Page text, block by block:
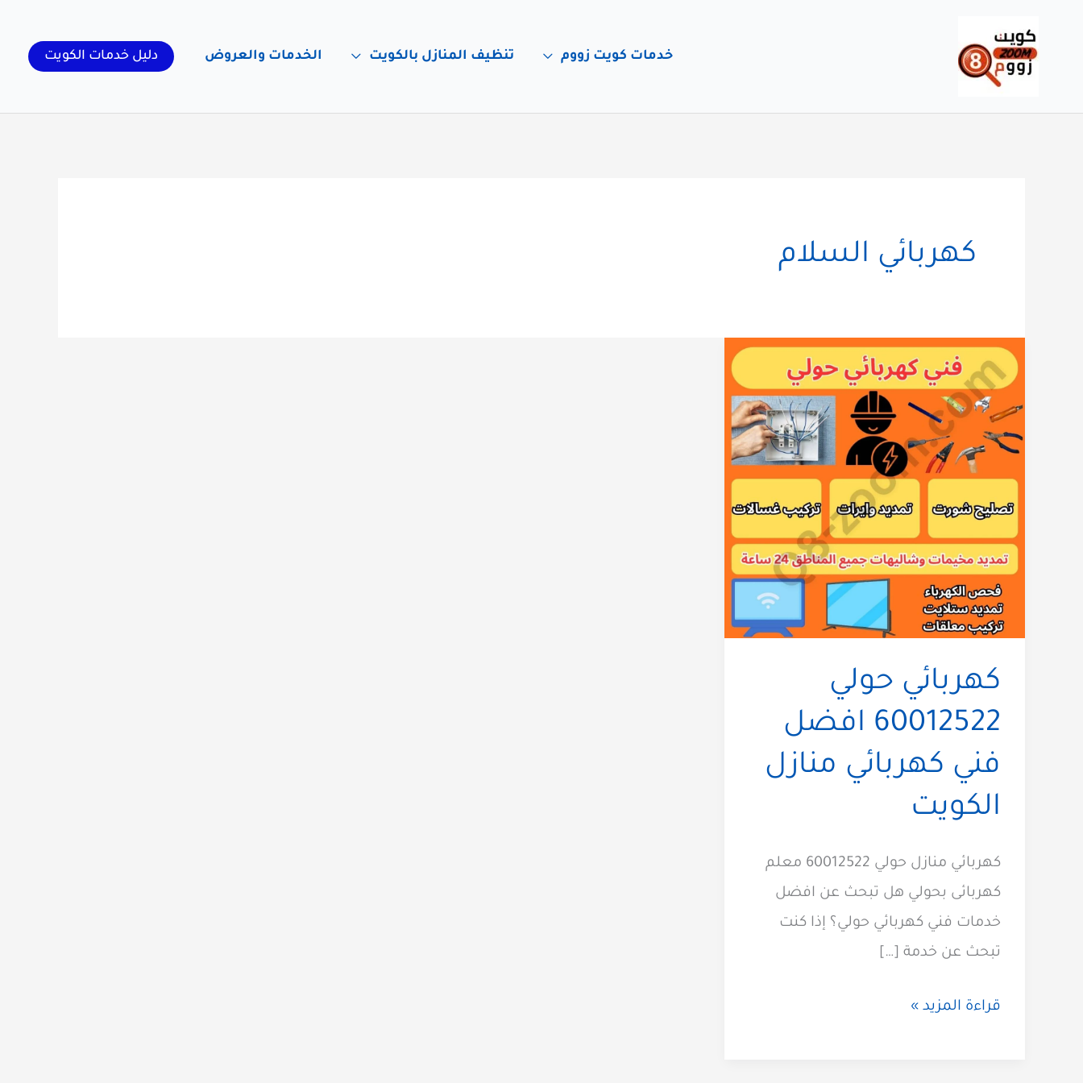
المحتوى
خدمات كويت زووم تنظيف المنازل بالكويت الخدمات والعروض دليل خدمات الكويت
كهربائي السلام
كهربائي حولي
60012522 افضل
فني كهربائي منازل
الكويت
كهربائي منازل حولي 60012522 معلم
كهربائى بحولي هل تبحث عن افضل
خدمات فني كهربائي حولي؟ إذا كنت
تبحث عن خدمة […]
كهربائي
قراءة المزيد »